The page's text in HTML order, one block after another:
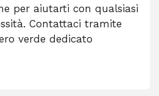
per aiutarti con qualsiasi
Contattaci tramite
verde dedicato